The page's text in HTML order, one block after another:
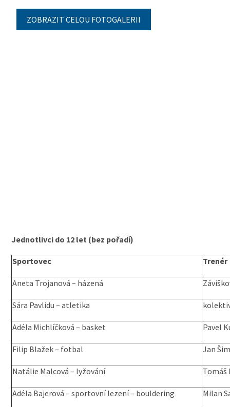
ZOBRAZIT CELOU FOTOGALERII
Jednotlivci do 12 let (bez pořadí)
Sportovec Trenér
Aneta Trojanová – házená
Sára Pavlidu – atletika
Adéla Michlíčková – basket Pavel
Filip Blažek – fotbal Jan
Natálie Malcová – lyžování Tomáš
Adéla Bajerová – sportovní lezení – bouldering Milan